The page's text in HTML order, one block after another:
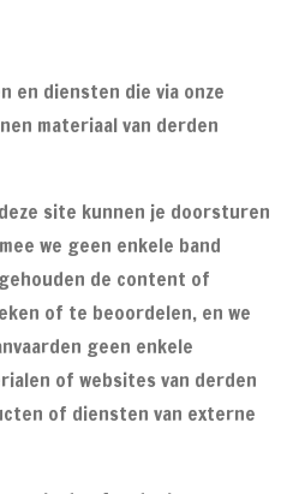
en diensten die via onze
materiaal van derden
site kunnen je doorsturen
we geen enkele band
de content of
of te beoordelen, en we
geen enkele
of websites van derden
of diensten van externe